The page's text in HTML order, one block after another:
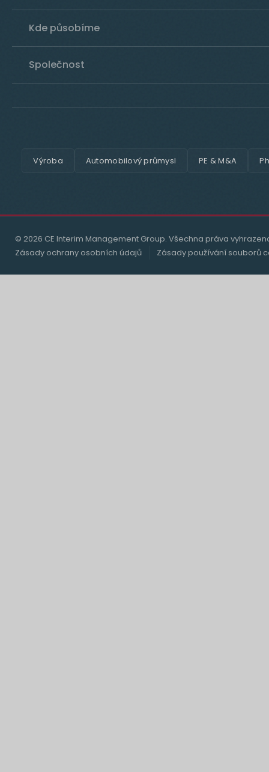
Kde působíme
Společnost
Výroba Automobilový průmysl PE & M&A
© 2026 CE Interim Management Group. Všechna práva
Zásady ochrany osobních údajů
Zásady používání souborů